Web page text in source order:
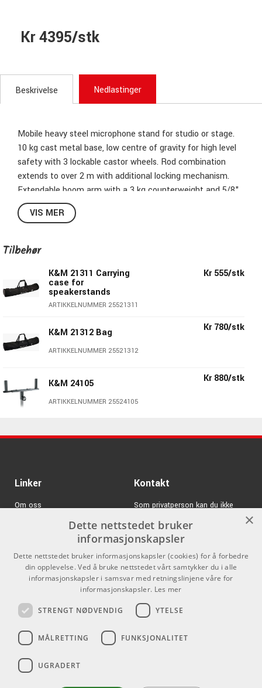
Kr 4395/stk
Beskrivelse Nedlastinger
Mobile heavy steel microphone stand for studio or stage.
10 kg cast metal base, low centre of gravity for high level
safety with 3 lockable castor wheels. Rod combination
extends to over 2 m with additional locking mechanism.
Extendable boom arm with a 3 kg counterweight and 5/8"
connecting thread. Additional mini boom arm with 5/8"-
and 3/8"- connecting thread, fully adjustable regardless of
microphones.
Base diameter: 660mm
Boom arm clamping: T-bar locking screw
Boom arm length: 1,070 to 1,870mm
Height adjustment: Clamping element with locking
screw
Leg construction: Cast-iron base
Threaded connector: 5/8"
Color: Black
VIS MER
Tilbehør
K&M 21311 Carrying
case for
speakerstands
ARTIKKELNUMMER 25521311
Kr 555/stk
K&M 21312 Bag
ARTIKKELNUMMER 25521312
Kr 780/stk
K&M 24105
ARTIKKELNUMMER 25524105
Kr 880/stk
K&M 21316
Linker
Om oss
GDPR & Cookies
Kontakt
Som privatperson kan du ikke
kjøpe på denne nettsiden, alt salg
skjer gjennom våre forhandlere.
info@emnordic.no
×
Dette nettstedet bruker
informasjonskapsler
Dette nettstedet bruker informasjonskapsler (cookies) for å forbedre
din opplevelse. Ved å bruke nettstedet vårt samtykker du i alle
informasjonskapsler i samsvar med retningslinjene våre for
informasjonskapsler. Les mer
STRENGT NØDVENDIG YTELSE
MÅLRETTING FUNKSJONALITET
UGRADERT